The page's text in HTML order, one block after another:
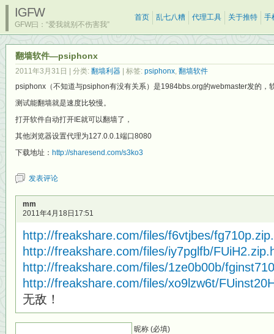
IGFW
GFW曰：“爱我就别不伤害我”
首页 乱七八糟 代理工具 关于推特 手
翻墙软件—psiphonx
2011年3月31日 | 分类: 翻墙利器 | 标签: psiphonx, 翻墙软件
psiphonx（不知道与psiphon有没有关系）是1984bbs.org的webmaster发的，
测试能翻墙就是速度比较慢。
打开软件自动打开IE就可以翻墙了，
其他浏览器设置代理为127.0.0.1端口8080
下载地址： http://sharesend.com/s3ko3
发表评论
mm
2011年4月18日17:51
http://freakshare.com/files/f6vtjbes/
http://freakshare.com/files/iy7pglfb/
http://freakshare.com/files/1ze0b00b/
http://freakshare.com/files/xo9lzw6t/
无敌！
昵称 (必填)